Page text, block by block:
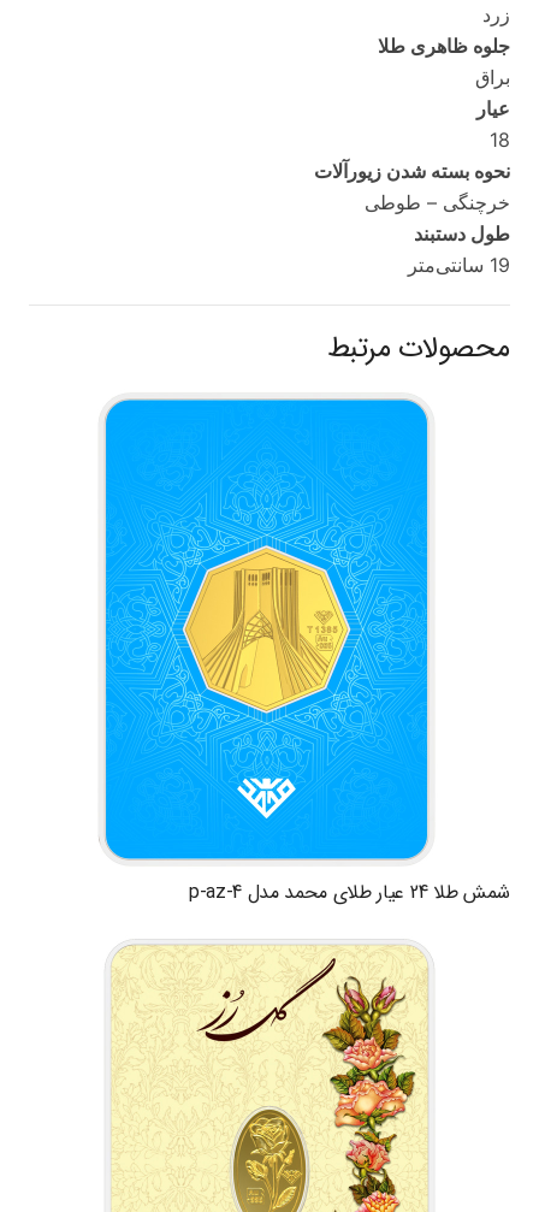
زرد
جلوه ظاهری طلا
براق
عیار
18
نحوه بسته شدن زیورآلات
خرچنگی – طوطی
طول دستبند
19 سانتی‌متر
محصولات مرتبط
شمش طلا 24 عیار طلای محمد مدل p-az-4